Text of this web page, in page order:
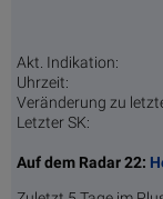
Akt. Indikation:
Uhrzeit:
Veränderung zu
Letzter SK:
Auf dem Radar 22: